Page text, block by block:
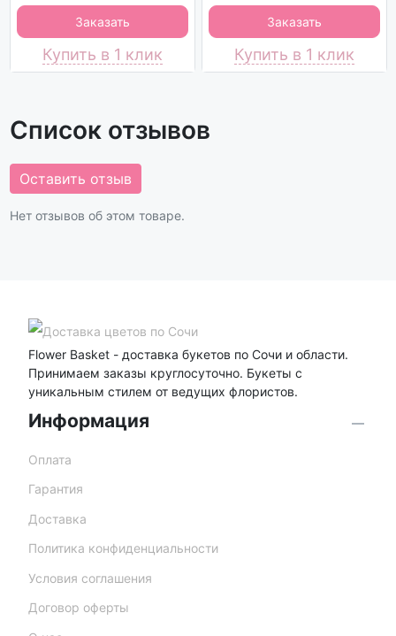
Заказать
Купить в 1 клик
Заказать
Купить в 1 клик
Список отзывов
Оставить отзыв
Нет отзывов об этом товаре.
Flower Basket - доставка букетов по Сочи и области.
Принимаем заказы круглосуточно. Букеты с
уникальным стилем от ведущих флористов.
Информация
Оплата
Гарантия
Доставка
Политика конфиденциальности
Условия соглашения
Договор оферты